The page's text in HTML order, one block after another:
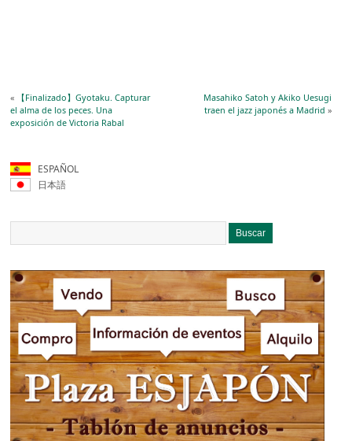
« 【Finalizado】Gyotaku. Capturar
el alma de los peces. Una
exposición de Victoria Rabal
Masahiko Satoh y Akiko Uesugi
traen el jazz japonés a Madrid »
ESPAÑOL
日本語